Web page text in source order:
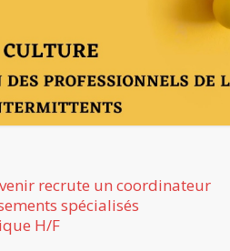
recrute un coordinateur
spécialisés
H/F